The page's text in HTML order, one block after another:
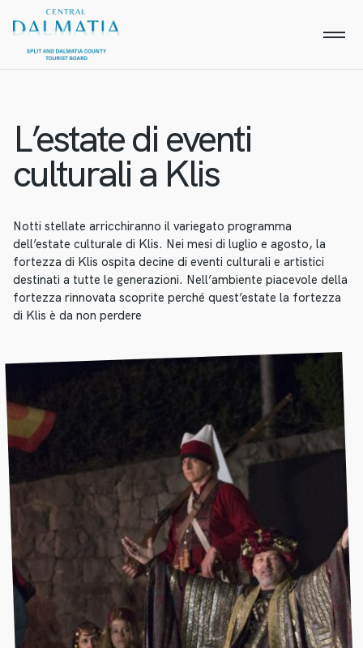
L’estate di eventi
culturali a Klis
Notti stellate arricchiranno il variegato programma
dell’estate culturale di Klis. Nei mesi di luglio e agosto, la
fortezza di Klis ospita decine di eventi culturali e artistici
destinati a tutte le generazioni. Nell’ambiente piacevole della
fortezza rinnovata scoprite perché quest’estate la fortezza
di Klis è da non perdere